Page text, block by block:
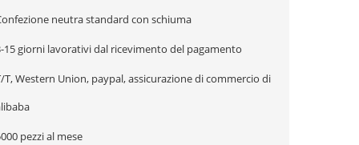
neutra standard con schiuma
15 giorni lavorativi dal ricevimento del pagamento
T, Western Union, paypal, assicurazione di commercio di
pezzi al mese